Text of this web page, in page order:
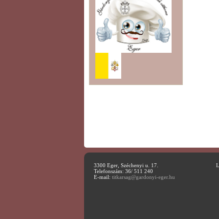
3300 Eger, Széchenyi u. 17.
Telefonszám: 36/ 511 240
E-mail: titkarsag@gardonyi-eger.hu